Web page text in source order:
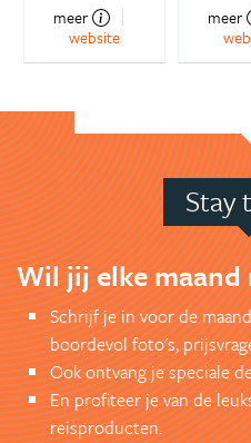
meer
website
meer
Stay
Wil jij elke maand
Schrijf je in voor de
boordevol foto's,
Ook ontvang je speciale
En profiteer je van de
reisproducten.